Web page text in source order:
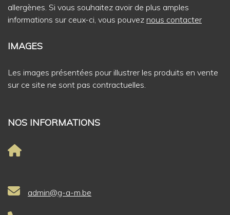
allergènes. Si vous souhaitez avoir de plus amples
informations sur ceux-ci, vous pouvez nous contacter
IMAGES
Les images présentées pour illustrer les produits en vente
sur ce site ne sont pas contractuelles.
NOS INFORMATIONS
admin@g-a-m.be